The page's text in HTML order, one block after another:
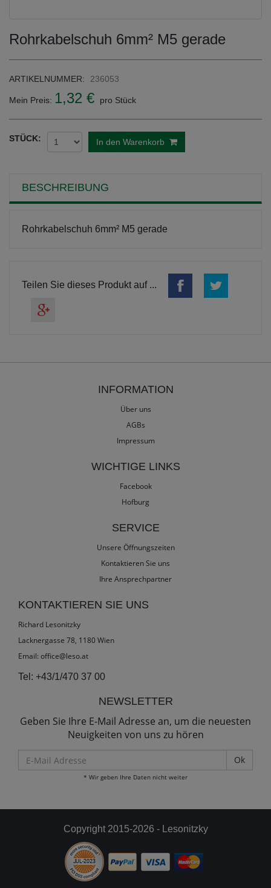
Rohrkabelschuh 6mm² M5 gerade
ARTIKELNUMMER: 236053
Mein Preis: 1,32 € pro Stück
STÜCK: In den Warenkorb
BESCHREIBUNG
Rohrkabelschuh 6mm² M5 gerade
Teilen Sie dieses Produkt auf ...
INFORMATION
Über uns
AGBs
Impressum
WICHTIGE LINKS
Facebook
Hofburg
SERVICE
Unsere Öffnungszeiten
Kontaktieren Sie uns
Ihre Ansprechpartner
KONTAKTIEREN SIE UNS
Richard Lesonitzky
Lacknergasse 78, 1180 Wien
Email: office@leso.at
Tel: +43/1/470 37 00
NEWSLETTER
Geben Sie Ihre E-Mail Adresse an, um die neuesten
Neuigkeiten von uns zu hören
Mail
Adresse
* Wir geben Ihre Daten nicht weiter
Copyright 2015-2026 - Lesonitzky